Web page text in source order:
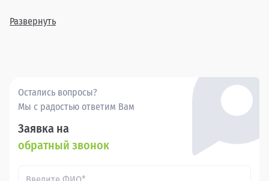
автомобиля. Приглашаем вас ознакомиться с нашим
Развернуть
Остались вопросы?
Мы с радостью ответим Вам
Заявка на
обратный звонок